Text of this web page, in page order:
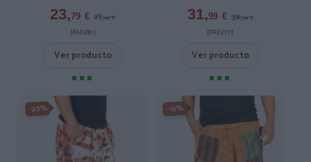
23,79 € 27,99 €
[PAEV81 ]
Ver producto
31,99 € 39,99 €
[PAEV77 ]
Ver producto
-25% -15%